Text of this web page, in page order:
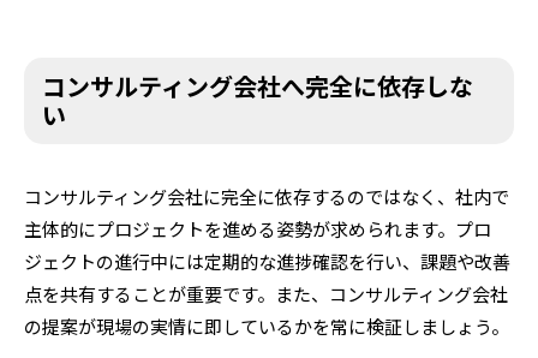
コンサルティング会社へ完全に依存しな
い
コンサルティング会社に完全に依存するのではなく、社内で
主体的にプロジェクトを進める姿勢が求められます。プロ
ジェクトの進行中には定期的な進捗確認を行い、課題や改善
点を共有することが重要です。また、コンサルティング会社
の提案が現場の実情に即しているかを常に検証しましょう。